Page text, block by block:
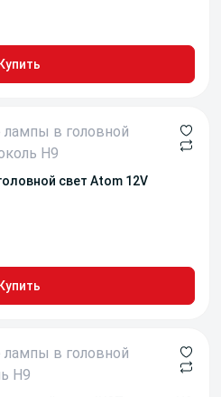
Купить
свет Atom 12V
Купить